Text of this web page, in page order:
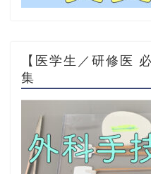
【医学生／研修医
集